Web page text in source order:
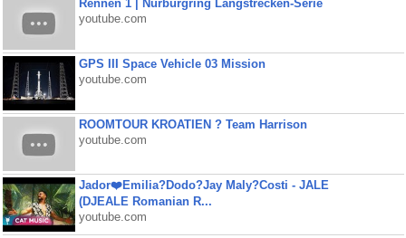
Rennen 1 | Nürburgring Langstrecken-Serie
youtube.com
GPS III Space Vehicle 03 Mission
youtube.com
ROOMTOUR KROATIEN ? Team Harrison
youtube.com
Jador❤️Emilia?Dodo?Jay Maly?Costi - JALE
(DJEALE Romanian R...
youtube.com